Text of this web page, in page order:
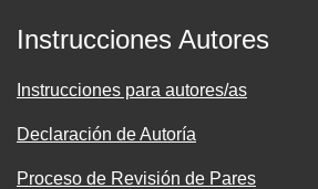
Instrucciones Autores
Instrucciones para autores/as
Declaración de Autoría
Proceso de Revisión de Pares